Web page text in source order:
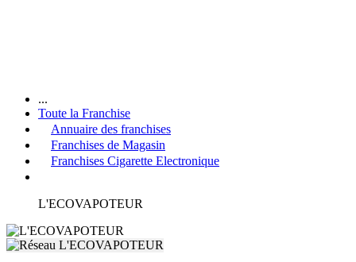
...
Toute la Franchise
Annuaire des franchises
Franchises de Magasin
Franchises Cigarette Electronique
L'ECOVAPOTEUR